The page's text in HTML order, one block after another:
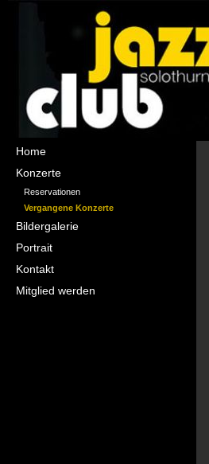
Navigation
Home
Konzerte
Reservationen
Vergangene Konzerte
Bildergalerie
Portrait
Kontakt
Mitglied werden